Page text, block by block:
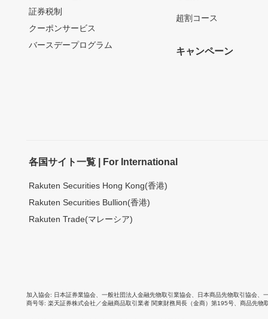
証券税制
クーポンサービス
バースデープログラム
超割コース
キャンペーン
各国サイト一覧 | For International
Rakuten Securities Hong Kong(香港)
Rakuten Securities Bullion(香港)
Rakuten Trade(マレーシア)
加入協会 日本証券業協会 一般社団法人金融先物取引業協会 日本商品先物取引協会
商号等 楽天証券株式会社／金融商品取引業者 関東財務局長（金商）第195号、商品先物